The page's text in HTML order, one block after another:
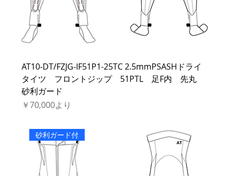
AT10-DT/FZJG-IF51P1-25TC 2.5mmPSASHドライ
タイツ フロントジップ 51PTL 足F内 先丸
砂利ガード
￥70,000より
セール価格
砂利ガード付